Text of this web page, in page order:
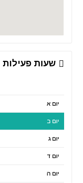
שעות פעילות
יום א
יום ב
יום ג
יום ד
יום ה